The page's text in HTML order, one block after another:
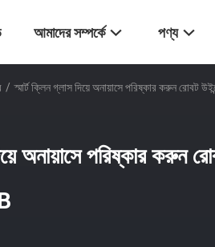
আমাদের সম্পর্কে পণ্য
/ স্মার্ট ক্লিন গ্লাস দিয়ে অনায়াসে পরিষ্কার করুন
অনায়াসে পরিষ্কার করুন